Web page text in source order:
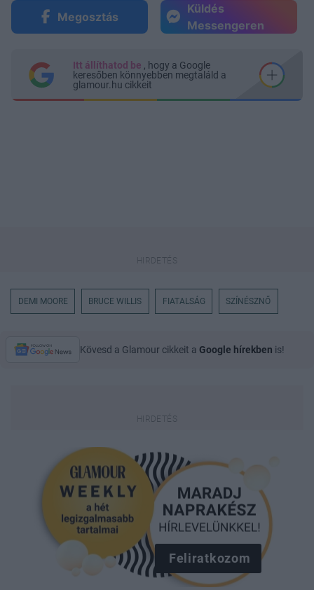
Megosztás
Küldés
Messengeren
Itt állíthatod be , hogy a Google
keresőben könnyebben megtaláld a
glamour.hu cikkeit
DEMI MOORE BRUCE WILLIS FIATALSÁG SZÍNÉSZNŐ
Kövesd a Glamour cikkeit a Google hírekben is!
Feliratkozom